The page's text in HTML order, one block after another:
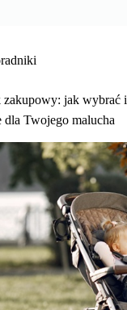
zakupowy: jak wybrać
dla Twojego malucha